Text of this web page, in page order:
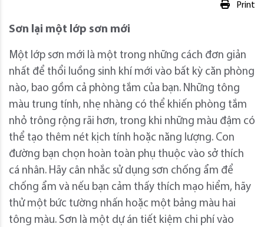
Print
Sơn lại một lớp sơn mới
Một lớp sơn mới là một trong những cách đơn giản
nhất để thổi luồng sinh khí mới vào bất kỳ căn phòng
nào, bao gồm cả phòng tắm của bạn. Những tông
màu trung tính, nhẹ nhàng có thể khiến phòng tắm
nhỏ trông rộng rãi hơn, trong khi những màu đậm có
thể tạo thêm nét kịch tính hoặc năng lượng. Con
đường bạn chọn hoàn toàn phụ thuộc vào sở thích
cá nhân. Hãy cân nhắc sử dụng sơn chống ẩm để
chống ẩm và nếu bạn cảm thấy thích mạo hiểm, hãy
thử một bức tường nhấn hoặc một bảng màu hai
tông màu. Sơn là một dự án tiết kiệm chi phí vào